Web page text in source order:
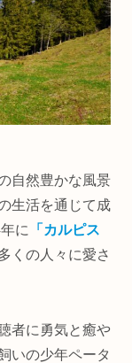
自然豊かな風景
生活を通じて成
に
「カルピス
くの人々に愛さ
者に勇気と癒や
いの少年ペータ